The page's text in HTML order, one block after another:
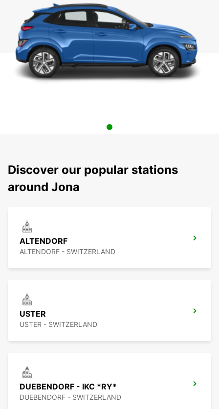
Discover our popular stations
around Jona
ALTENDORF
ALTENDORF - SWITZERLAND
USTER
USTER - SWITZERLAND
DUEBENDORF - IKC *RY*
DUEBENDORF - SWITZERLAND